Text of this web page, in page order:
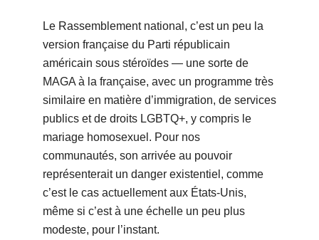
Le Rassemblement national, c’est un peu la
version française du Parti républicain
américain sous stéroïdes — une sorte de
MAGA à la française, avec un programme très
similaire en matière d’immigration, de services
publics et de droits LGBTQ+, y compris le
mariage homosexuel. Pour nos
communautés, son arrivée au pouvoir
représenterait un danger existentiel, comme
c’est le cas actuellement aux États-Unis,
même si c’est à une échelle un peu plus
modeste, pour l’instant.